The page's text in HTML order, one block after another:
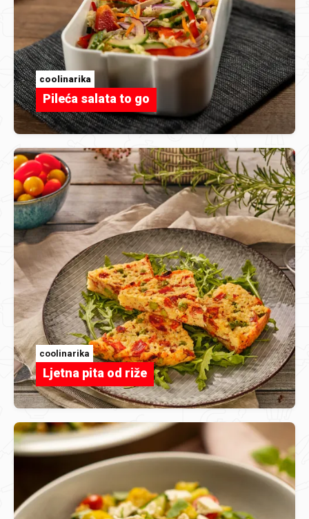
coolinarika
Pileća salata to go
coolinarika
Ljetna pita od riže